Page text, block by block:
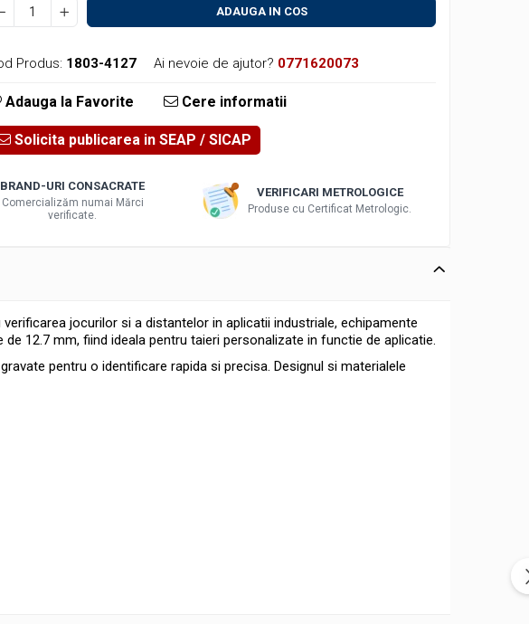
ADAUGA IN COS
Produs: 1803-4127 Ai nevoie de ajutor? 0771620073
Adauga la Favorite Cere informatii
Solicita publicarea in SEAP
BRAND-URI CONSACRATE
Comercializăm numai Mărci
verificate.
VERIFICARI METROLOGICE
Produse cu Certificat Metrologic.
jocurilor si a distantelor in aplicatii industriale, echipamente
12.7 mm, fiind ideala pentru taieri personalizate in functie de aplicatie.
pentru o identificare rapida si precisa. Designul si materialele